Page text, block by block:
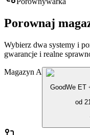
Porownaj
Wybierz dwa systemy i
gwarancje i realne
Magazyn A
GoodWe ET
od